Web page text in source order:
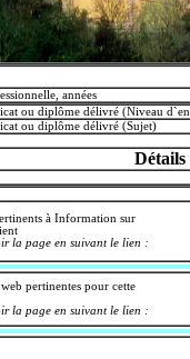
années
ou diplôme délivré (Niveau
ou diplôme délivré (Sujet)
Détails
à Information sur
la page en suivant le lien :
web pertinentes pour cette
la page en suivant le lien :